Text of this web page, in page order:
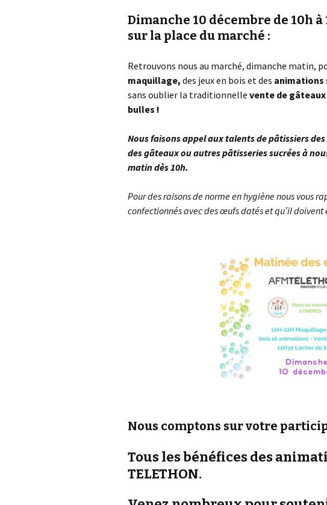
Dimanche 10 décembre de 10h
sur la place du marché :
Retrouvons nous au marché, dimanche matin,
maquillage, des jeux en bois et des animations
sans oublier la traditionnelle vente de gâteaux
bulles !
Nous faisons appel aux talents de pâtissiers
des gâteaux ou autres pâtisseries sucrées à
matin dès 10h.
Pour des raisons de norme en hygiène nous vous
confectionnés avec des œufs datés et qu’il doivent
Nous comptons sur votre
Tous les bénéfices des
TELETHON.